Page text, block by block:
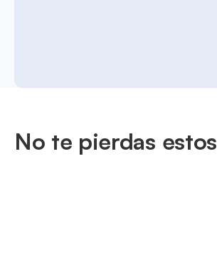
No te pierdas estos